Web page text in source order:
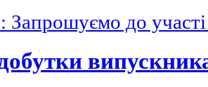
Запрошуємо до